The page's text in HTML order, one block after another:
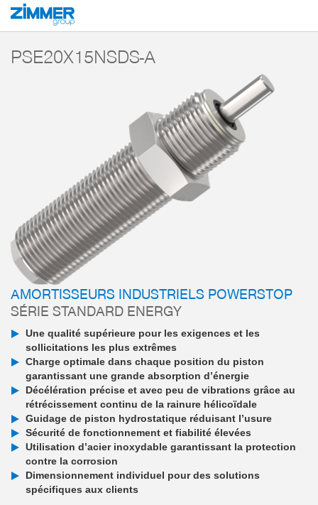
Démarrage Produits
PSE20X15NSDS-A
AMORTISSEURS INDUSTRIELS POWERSTOP
SÉRIE STANDARD ENERGY
Une qualité supérieure pour les exigences et les
sollicitations les plus extrêmes
Charge optimale dans chaque position du piston
garantissant une grande absorption d’énergie
Décélération précise et avec peu de vibrations grâce au
rétrécissement continu de la rainure hélicoïdale
Guidage de piston hydrostatique réduisant l’usure
Sécurité de fonctionnement et fiabilité élevées
Utilisation d’acier inoxydable garantissant la protection
contre la corrosion
Dimensionnement individuel pour des solutions
spécifiques aux clients